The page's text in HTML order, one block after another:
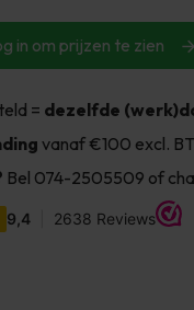
in om prijzen te zien
= dezelfde
vanaf €100 excl.
Bel 074-2505509 of